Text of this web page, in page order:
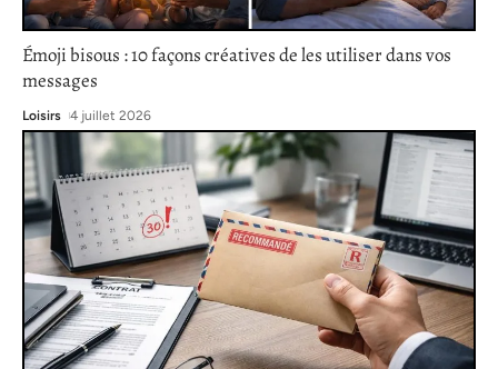
Émoji bisous : 10 façons créatives de les utiliser dans vos
messages
Loisirs 4 juillet 2026